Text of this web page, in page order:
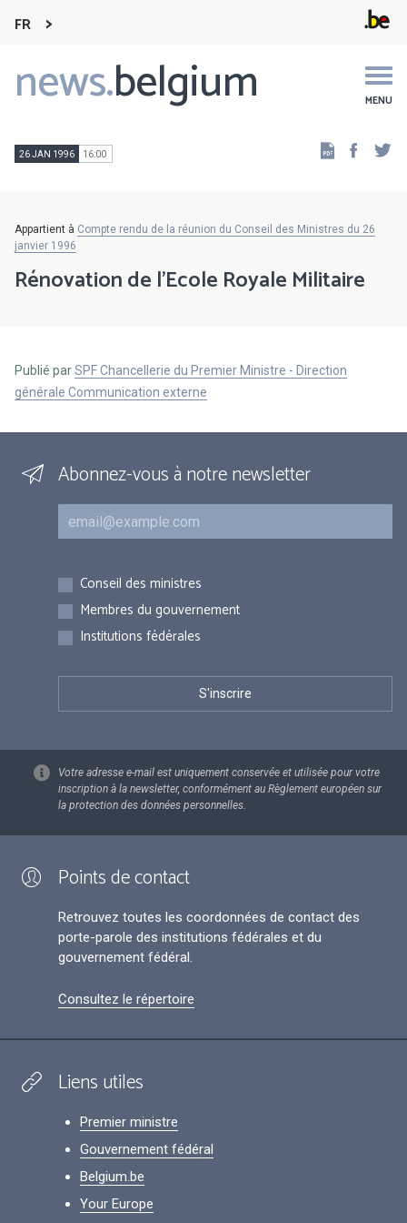
FR
news.belgium MENU
Main
navigation
26 JAN 1996 16:00
Appartient à Compte rendu de la réunion du Conseil des Ministres du 26
janvier 1996
Rénovation de l'Ecole Royale Militaire
Publié parSPF Chancellerie du Premier Ministre - Direction
générale Communication externe
Abonnez-vous à notre newsletter
Courriel
Inscriptions
Conseil des ministres
Membres du gouvernement
Institutions fédérales
Votre adresse e-mail est uniquement conservée et utilisée pour votre
inscription à la newsletter, conformément au Règlement européen sur
la protection des données personnelles.
Points de contact
Retrouvez toutes les coordonnées de contact des
porte-parole des institutions fédérales et du
gouvernement fédéral.
Consultez le répertoire
Liens utiles
Premier ministre
Gouvernement fédéral
Belgium.be
Your Europe